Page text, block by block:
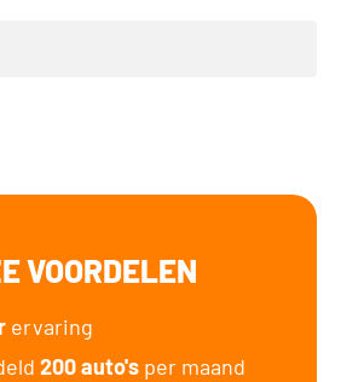
VOORDELEN
ervaring
200 auto'sper maand